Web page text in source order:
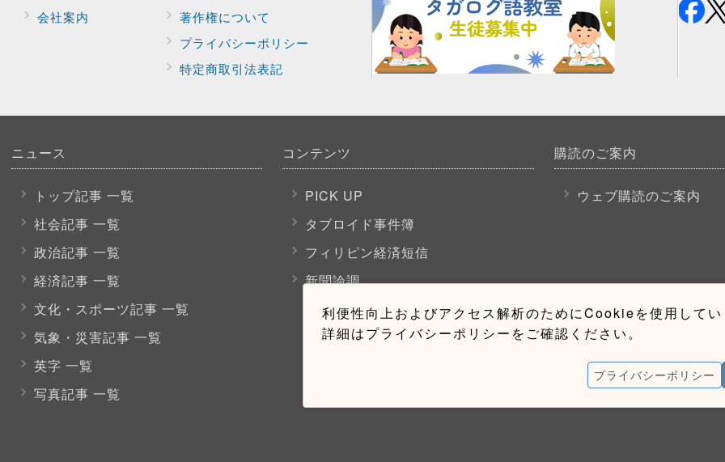
利便性向上およびアクセス解析のためにCookieを使用して
詳細はプライバシーポリシーをご確認ください。
プライバシーポリシー
会社案内
著作権について
プライバシーポリシー
特定商取引法表記
ニュース
トップ記事 一覧
社会記事 一覧
政治記事 一覧
経済記事 一覧
文化・スポーツ記事 一覧
気象・災害記事 一覧
英字 一覧
写真記事 一覧
コンテンツ
PICK UP
タブロイド事件簿
フィリピン経済短信
新聞論調
購読のご案内
ウェブ購読のご案内